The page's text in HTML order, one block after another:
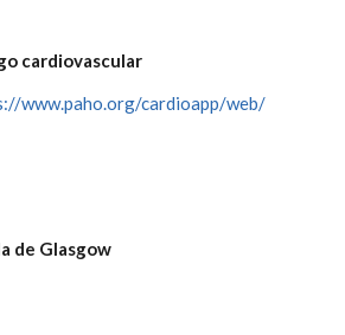
cardiovascular
www.paho.org/cardioapp/web/
de Glasgow